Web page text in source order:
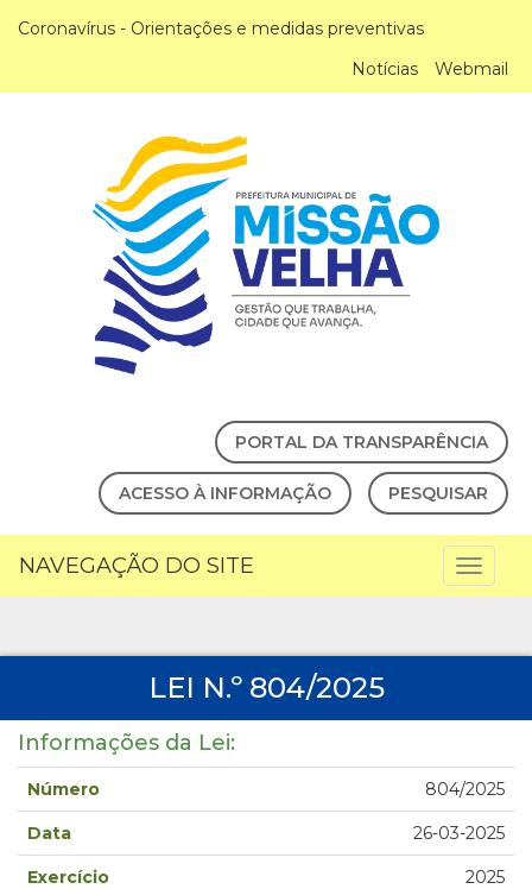
Coronavírus - Orientações e medidas preventivas
Notícias
Webmail
PORTAL DA TRANSPARÊNCIA
ACESSO À INFORMAÇÃO PESQUISAR
NAVEGAÇÃO DO SITE
LEI N.º 804/2025
Informações da Lei:
Número 804/2025
Data 26-03-2025
Exercício 2025